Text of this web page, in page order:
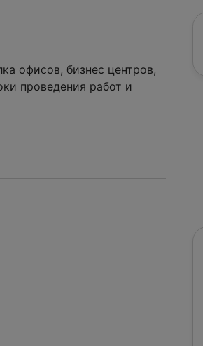
офисов, бизнес центров,
проведения работ и